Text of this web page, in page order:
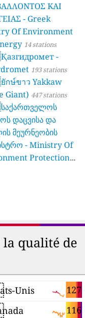
ΚΑΙ
- Greek
Of Environment
14 stations
Қазгидромет -
193 stations
ยักษ์ขาว Yakkaw
Giant) 447 stations
საქართველოს
დაცვისა და
მეურნეობის
- Ministry Of
Protection
la qualité de
127
Unis
116